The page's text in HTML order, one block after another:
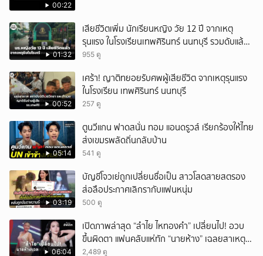
00:22
01:32
เสียชีวิตเพิ่ม นักเรียนหญิง วัย 12 ปี จากเหตุ
รุนแรง ในโรงเรียนเทพศิรินทร์ นนทบุรี รวมดับแล้ว
9 ราย
955 ดู
00:52
เศร้า! ญาติทยอยรับศพผู้เสียชีวิต จากเหตุรุนแรง
ในโรงเรียน เทพศิรินทร์ นนทบุรี
257 ดู
05:14
ตูนวีแกน ฟาดสนั่น ทอม แอนดรูวส์ เรียกร้องให้ไทย
ส่งเขมรพลัดถิ่นกลับบ้าน
541 ดู
03:19
บัญชีโจวเย่ถูกเปลี่ยนชื่อเป็น สาวโสดสายสตรอง
ส่อลือประกาศเลิกรากับแฟนหนุ่ม
500 ดู
06:04
เปิดภาพล่าสุด “ลำไย ไหทองคำ” เปลี่ยนไป! อวบ
ขึ้นผิดตา แฟนคลับแห่ทัก “นายห้าง” เฉลยสาเหตุ
ชัด!
2,489 ดู